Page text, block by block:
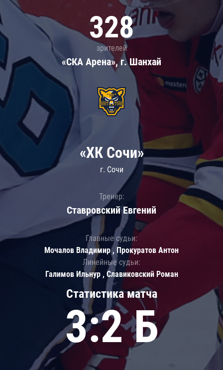
328
зрителей
«СКА Арена», г. Шанхай
Статистика матча
3:2 Б
«ХК Сочи»
г. Сочи
Тренер:
Ставровский Евгений
Главные судьи:
Мочалов Владимир , Прокуратов Антон
Линейные судьи:
Галимов Ильнур , Славиковский Роман